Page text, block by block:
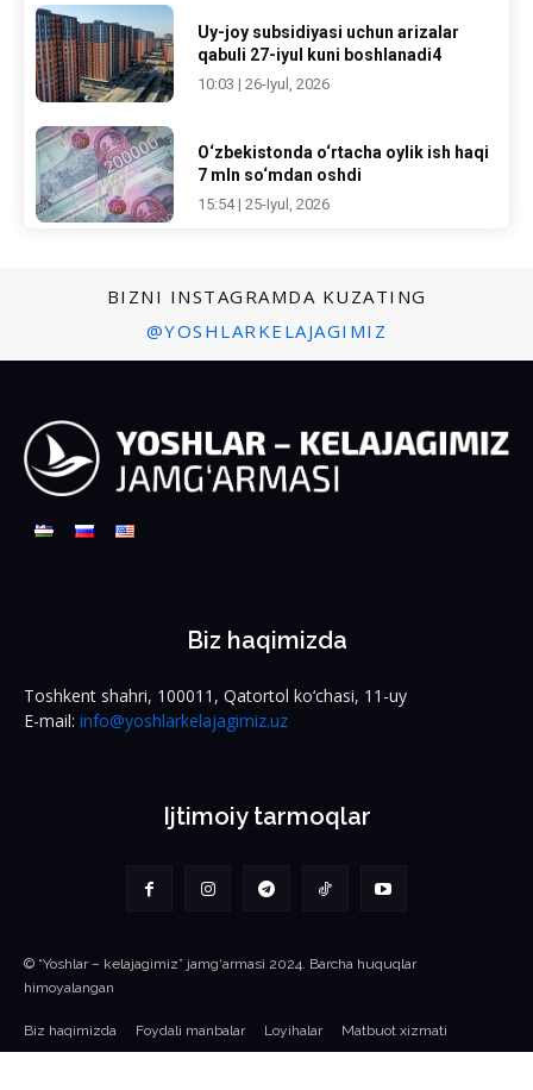
Uy-joy subsidiyasi uchun arizalar
qabuli 27-iyul kuni boshlanadi4
10:03 | 26-Iyul, 2026
O‘zbekistonda o‘rtacha oylik ish haqi
7 mln so‘mdan oshdi
15:54 | 25-Iyul, 2026
BIZNI INSTAGRAMDA KUZATING
@YOSHLARKELAJAGIMIZ
Biz haqimizda
Toshkent shahri, 100011, Qatortol ko‘chasi, 11-uy
E-mail: info@yoshlarkelajagimiz.uz
Ijtimoiy tarmoqlar
© “Yoshlar – kelajagimiz” jamg‘armasi 2024. Barcha huquqlar
himoyalangan
Biz haqimizda Foydali manbalar Loyihalar Matbuot xizmati